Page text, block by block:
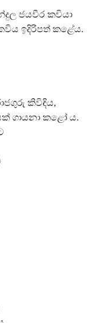
ජයවීර කවියා
ඉදිරිපත් කළේය.
කිවිඳිය,
ගායනා කළෝ ය.